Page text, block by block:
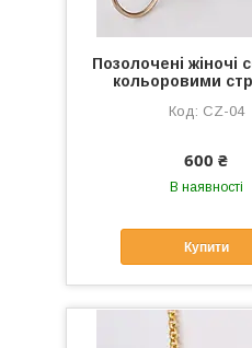
Позолочені жіночі
кольоровими
CZ-04
600 ₴
В наявності
Купити